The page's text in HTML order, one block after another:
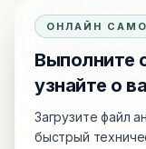
ОНЛАЙН
Выполните
узнайте о
Загрузите файл
быстрый